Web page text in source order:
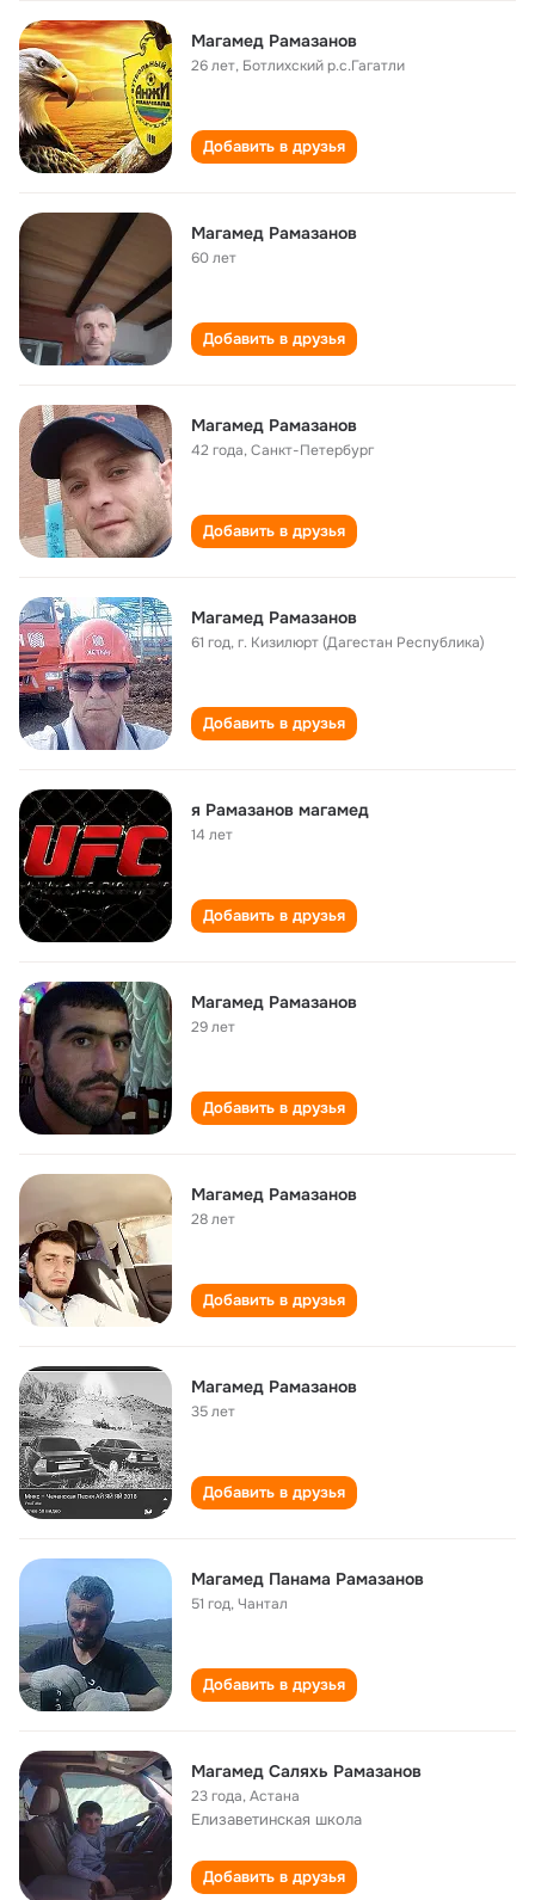
Магамед Рамазанов
26 лет, Ботлихский р.с.Гагатли
Добавить в друзья
Магамед Рамазанов
60 лет
Добавить в друзья
Магамед Рамазанов
42 года,Санкт-Петербург
Добавить в друзья
Магамед Рамазанов
61 год,г. Кизилюрт (Дагестан Республика)
Добавить в друзья
я Рамазанов магамед
14 лет
Добавить в друзья
Магамед Рамазанов
29 лет
Добавить в друзья
Магамед Рамазанов
28 лет
Добавить в друзья
Магамед Рамазанов
35 лет
Добавить в друзья
Магамед Панама Рамазанов
51 год,Чантал
Добавить в друзья
Магамед Cаляхь Рамазанов
23 года,Астана
Елизаветинская школа
Добавить в друзья